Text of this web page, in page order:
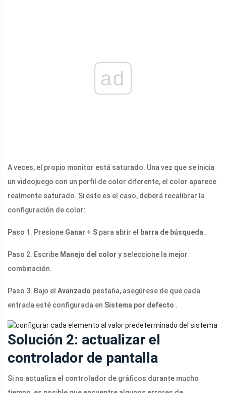
ad
A veces, el propio monitor está saturado. Una vez que se inicia
un videojuego con un perfil de color diferente, el color aparece
realmente saturado. Si este es el caso, deberá recalibrar la
configuración de color:
Paso 1. Presione Ganar + S para abrir el barra de búsqueda .
Paso 2. Escribe Manejo del color y seleccione la mejor
combinación.
Paso 3. Bajo el Avanzado pestaña, asegúrese de que cada
entrada esté configurada en Sistema por defecto .
Solución 2: actualizar el
controlador de pantalla
Si no actualiza el controlador de gráficos durante mucho